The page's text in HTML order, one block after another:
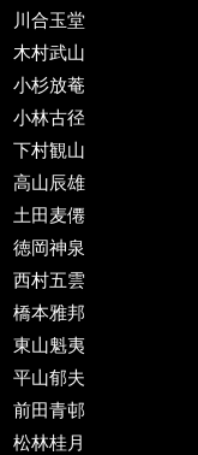
川合玉堂
木村武山
小杉放菴
小林古径
下村観山
高山辰雄
土田麦僊
徳岡神泉
西村五雲
橋本雅邦
東山魁夷
平山郁夫
前田青邨
松林桂月